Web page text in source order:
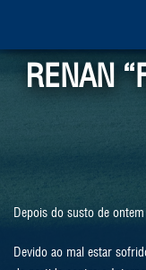
RENAN
Depois do susto de
Devido ao mal estar